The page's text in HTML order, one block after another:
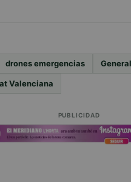
drones emergencias
Valenciana
PUBLICIDAD